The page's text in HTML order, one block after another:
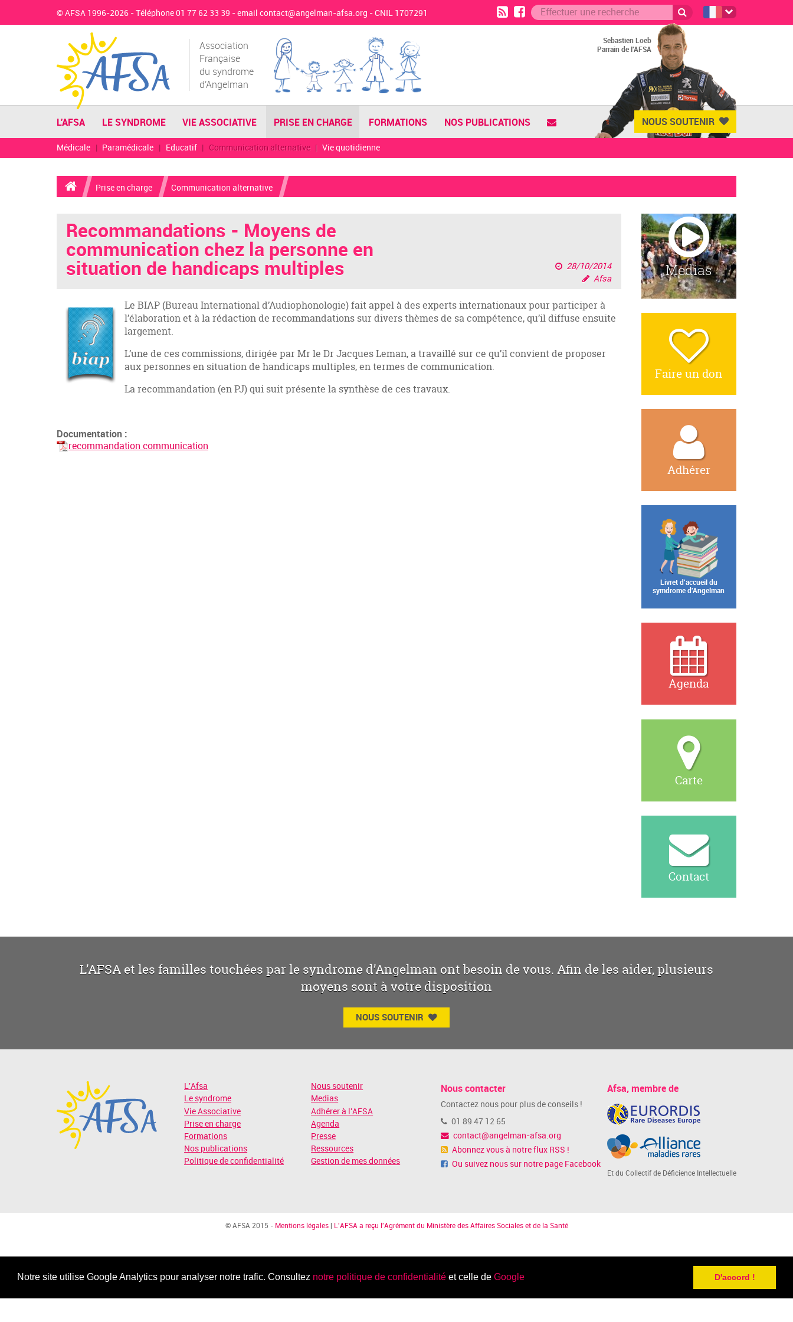
Notre site utilise Google Analytics pour analyser notre trafic. Consultez notre politique de confidentialitéet celle de Google D'accord !
© AFSA 1996-2026 - Téléphone 01 77 62 33 39 -email contact@angelman-afsa.org - CNIL 1707291
Association
Française
du syndrome
d'Angelman
L'AFSA LE SYNDROME VIE ASSOCIATIVE PRISE EN CHARGE FORMATIONS NOS PUBLICATIONS NOUS SOUTENIR
Sebastien Loeb
Parrain de l'AFSA
Médicale Paramédicale Educatif Communication alternative Vie quotidienne
Prise en charge Communication alternative
Medias
Faire un don
Adhérer
Livret d'accueil du
symdrome d'Angelman
Agenda
Carte
Contact
Recommandations - Moyens de
communication chez la personne en
situation de handicaps multiples
28/10/2014
Afsa
Le BIAP (Bureau International d’Audiophonologie) fait appel à des experts internationaux pour participer à
l’élaboration et à la rédaction de recommandations sur divers thèmes de sa compétence, qu’il diffuse ensuite
largement.
L’une de ces commissions, dirigée par Mr le Dr Jacques Leman, a travaillé sur ce qu’il convient de proposer
aux personnes en situation de handicaps multiples, en termes de communication.
La recommandation (en PJ) qui suit présente la synthèse de ces travaux.
Documentation :
recommandation communication
L’AFSA et les familles touchées par le syndrome d’Angelman ont besoin de vous. Afin de les aider, plusieurs
moyens sont à votre disposition
NOUS SOUTENIR
L'Afsa
Le syndrome
Vie Associative
Prise en charge
Formations
Nos publications
Politique de confidentialité
Nous soutenir
Medias
Adhérer à l'AFSA
Agenda
Presse
Ressources
Gestion de mes données
Nous contacter
Contactez nous pour plus de conseils !
01 89 47 12 65
contact@angelman-afsa.org
Abonnez vous à notre flux RSS !
Ou suivez nous sur notre page Facebook
Afsa, membre de
Et du Collectif de Déficience Intellectuelle
© AFSA 2015 - Mentions légales| L'AFSA a reçu l'Agrément du Ministère des Affaires Sociales et de la Santé